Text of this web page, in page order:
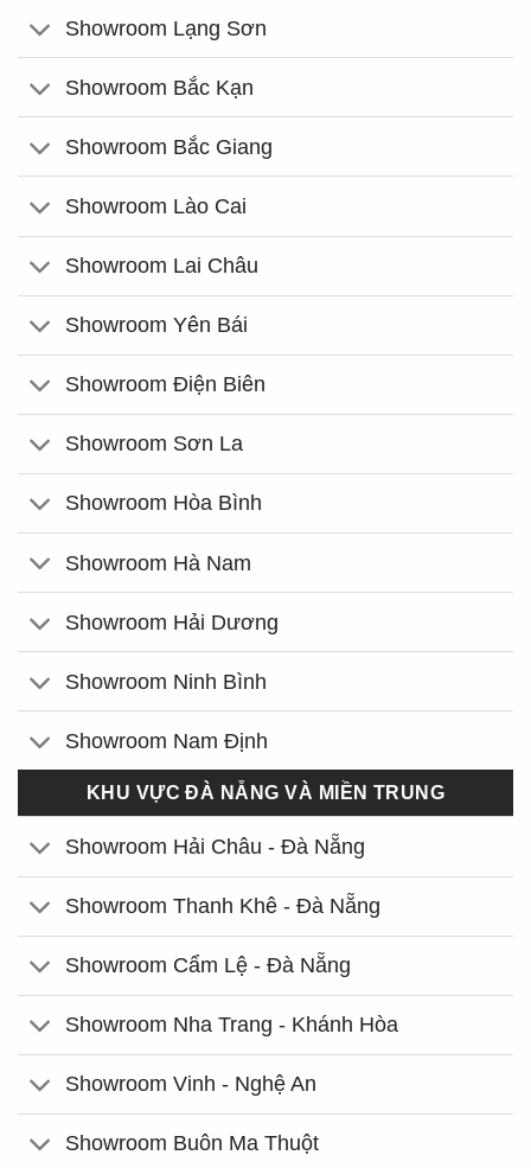
Showroom Lạng Sơn
Showroom Bắc Kạn
Showroom Bắc Giang
Showroom Lào Cai
Showroom Lai Châu
Showroom Yên Bái
Showroom Điện Biên
Showroom Sơn La
Showroom Hòa Bình
Showroom Hà Nam
Showroom Hải Dương
Showroom Ninh Bình
Showroom Nam Định
KHU VỰC ĐÀ NẴNG VÀ MIỀN TRUNG
Showroom Hải Châu - Đà Nẵng
Showroom Thanh Khê - Đà Nẵng
Showroom Cẩm Lệ - Đà Nẵng
Showroom Nha Trang - Khánh Hòa
Showroom Vinh - Nghệ An
Showroom Buôn Ma Thuột